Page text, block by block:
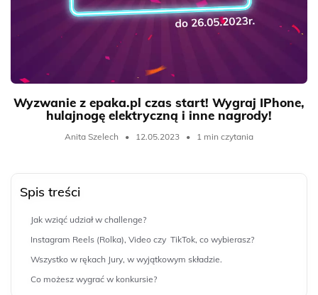
Wyzwanie z epaka.pl czas start! Wygraj IPhone,
hulajnogę elektryczną i inne nagrody!
Anita Szelech • 12.05.2023 • 1 min czytania
Spis treści
Jak wziąć udział w challenge?
Instagram Reels (Rolka), Video czy TikTok, co wybierasz?
Wszystko w rękach Jury, w wyjątkowym składzie.
Co możesz wygrać w konkursie?